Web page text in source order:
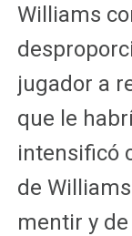
Williams
jugador a
que le
intensificó
de
mentir y